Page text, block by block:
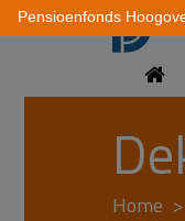
Home
Pensioenfonds